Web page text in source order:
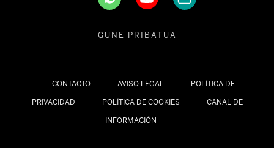
CONTACTO AVISO LEGAL POLÍTICA DE
PRIVACIDAD POLÍTICA DE COOKIES CANAL DE
INFORMACIÓN
---- GUNE PRIBATUA ----